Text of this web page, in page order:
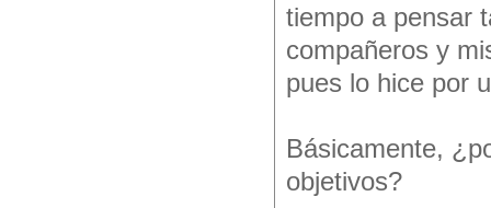
tiempo a pensar
compañeros y
pues lo hice por
Básicamente,
objetivos?